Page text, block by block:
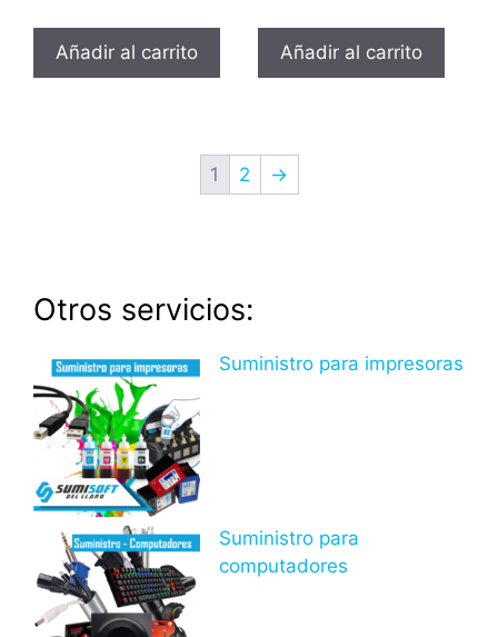
Añadir al carrito Añadir al carrito
1 2 →
Otros servicios:
Suministro para impresoras
Suministro para
computadores